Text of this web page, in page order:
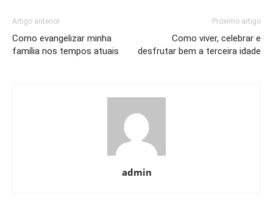
Artigo anterior
Como evangelizar minha
família nos tempos atuais
Próximo artigo
Como viver, celebrar e
desfrutar bem a terceira idade
admin